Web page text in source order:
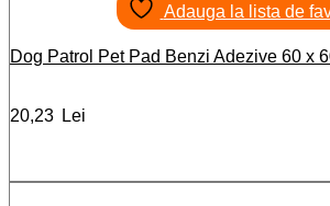
Adauga la lista de
Dog Patrol Pet Pad Benzi Adezive 60 x
20,23 Lei